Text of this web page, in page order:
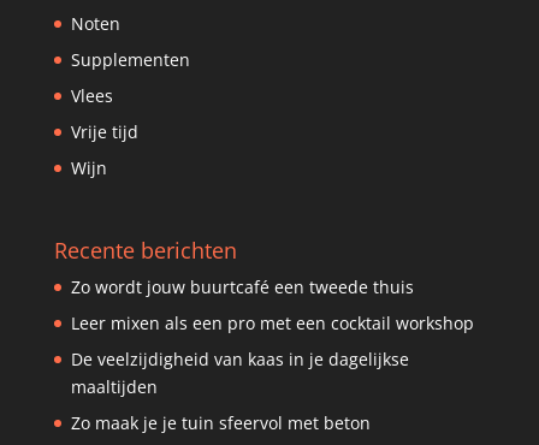
Noten
Supplementen
Vlees
Vrije tijd
Wijn
Recente berichten
Zo wordt jouw buurtcafé een tweede thuis
Leer mixen als een pro met een cocktail workshop
De veelzijdigheid van kaas in je dagelijkse
maaltijden
Zo maak je je tuin sfeervol met beton